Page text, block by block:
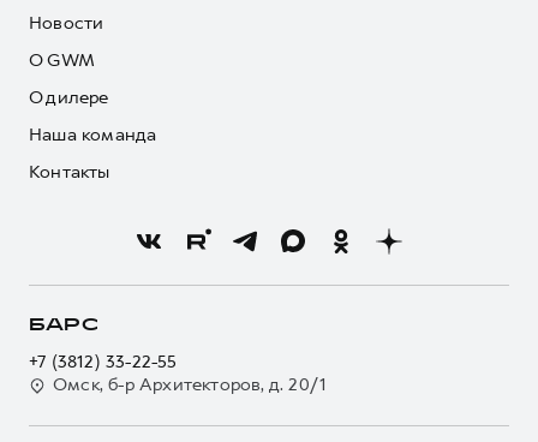
Новости
О GWM
О дилере
Наша команда
Контакты
БАРС
+7 (3812) 33-22-55
Омск, б-р Архитекторов, д. 20/1